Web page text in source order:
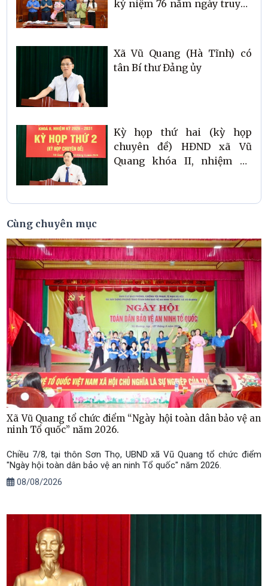
kỷ niệm 76 năm ngày truyền
tháng đầu năm 2026.
Xã Vũ Quang (Hà Tĩnh) có
tân Bí thư Đảng ủy
Kỳ họp thứ hai (kỳ họp
chuyên đề) HĐND xã Vũ
Quang khóa II, nhiệm kỳ
Cùng chuyên mục
Xã Vũ Quang tổ chức điểm “Ngày hội toàn dân bảo vệ an
ninh Tổ quốc” năm 2026.
Chiều 7/8, tại thôn Sơn Thọ, UBND xã Vũ Quang tổ chức điểm
"Ngày hội toàn dân bảo vệ an ninh Tổ quốc" năm 2026.
08/08/2026